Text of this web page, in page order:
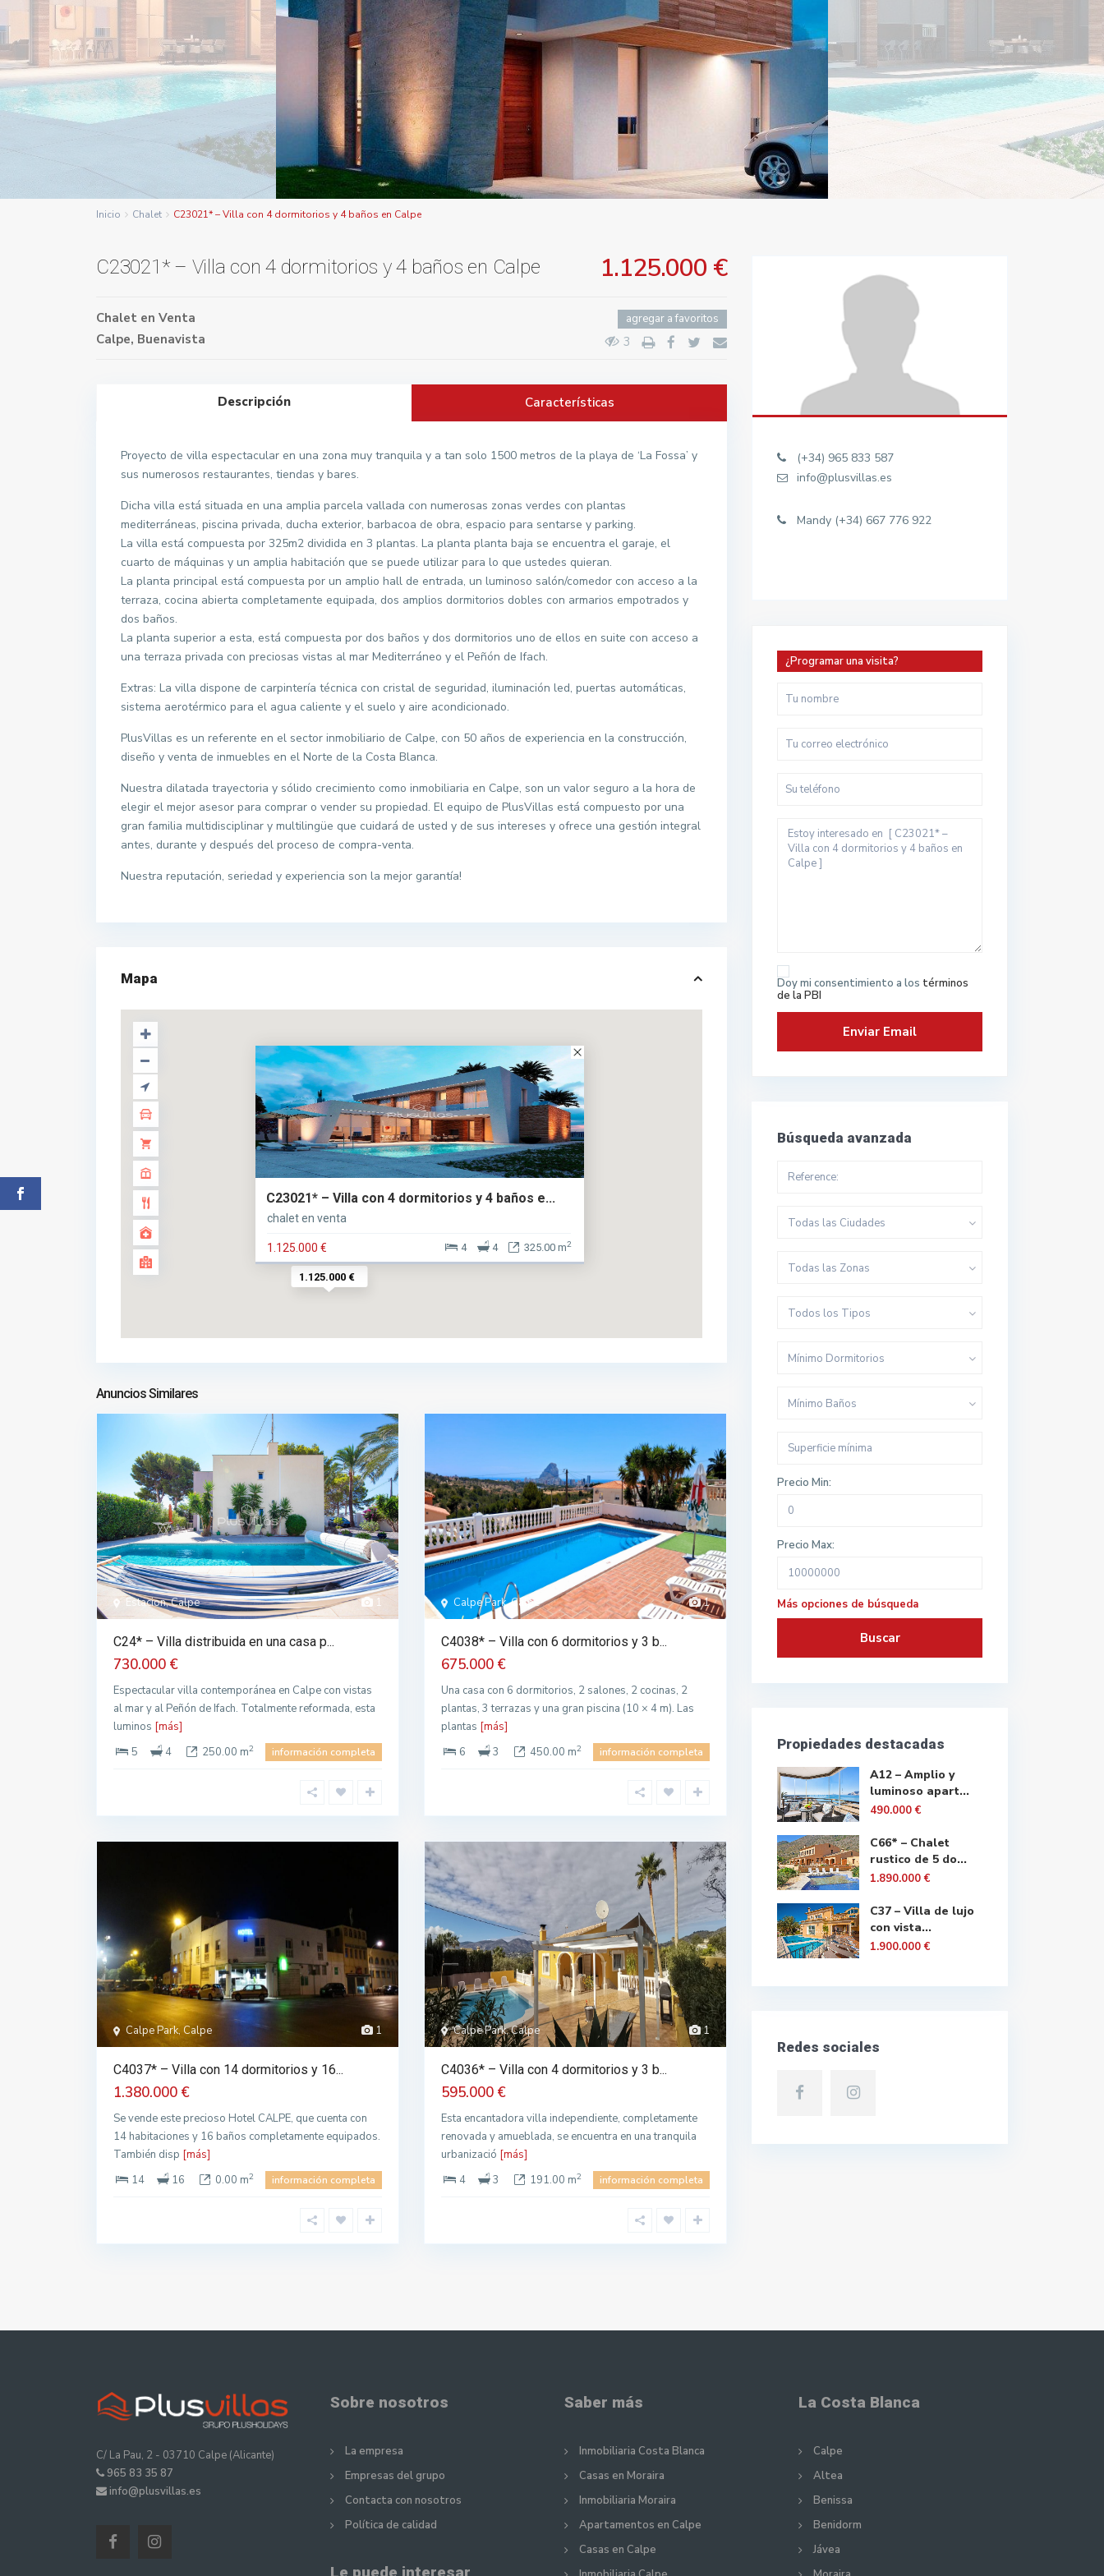
Inicio Chalet C23021* – Villa con 4 dormitorios y 4 baños en Calpe
C23021* – Villa con 4 dormitorios y 4 baños en Calpe 1.125.000 €
Chalet en Venta
Calpe, Buenavista
agregar a favoritos
3
Descripción Características
Proyecto de villa espectacular en una zona muy tranquila y a tan solo 1500 metros de la playa de ‘La Fossa’ y
sus numerosos restaurantes, tiendas y bares.
Dicha villa está situada en una amplia parcela vallada con numerosas zonas verdes con plantas
mediterráneas, piscina privada, ducha exterior, barbacoa de obra, espacio para sentarse y parking.
La villa está compuesta por 325m2 dividida en 3 plantas. La planta planta baja se encuentra el garaje, el
cuarto de máquinas y un amplia habitación que se puede utilizar para lo que ustedes quieran.
La planta principal está compuesta por un amplio hall de entrada, un luminoso salón/comedor con acceso a la
terraza, cocina abierta completamente equipada, dos amplios dormitorios dobles con armarios empotrados y
dos baños.
La planta superior a esta, está compuesta por dos baños y dos dormitorios uno de ellos en suite con acceso a
una terraza privada con preciosas vistas al mar Mediterráneo y el Peñón de Ifach.
Extras: La villa dispone de carpintería técnica con cristal de seguridad, iluminación led, puertas automáticas,
sistema aerotérmico para el agua caliente y el suelo y aire acondicionado.
PlusVillas es un referente en el sector inmobiliario de Calpe, con 50 años de experiencia en la construcción,
diseño y venta de inmuebles en el Norte de la Costa Blanca.
Nuestra dilatada trayectoria y sólido crecimiento como inmobiliaria en Calpe, son un valor seguro a la hora de
elegir el mejor asesor para comprar o vender su propiedad. El equipo de PlusVillas está compuesto por una
gran familia multidisciplinar y multilingüe que cuidará de usted y de sus intereses y ofrece una gestión integral
antes, durante y después del proceso de compra-venta.
Nuestra reputación, seriedad y experiencia son la mejor garantía!
Mapa
1.125.000 €
C23021* – Villa con 4 dormitorios y 4 baños e...
chalet en venta
1.125.000 € 325.00 m2
4
4
Anuncios Similares
1
Estacion, Calpe
C24* – Villa distribuida en una casa p...
730.000 €
Espectacular villa contemporánea en Calpe con vistas
al mar y al Peñón de Ifach. Totalmente reformada, esta
luminos [más]
5
4 250.00 m2 información completa
1
Calpe Park, Calpe
C4038* – Villa con 6 dormitorios y 3 b...
675.000 €
Una casa con 6 dormitorios, 2 salones, 2 cocinas, 2
plantas, 3 terrazas y una gran piscina (10 × 4 m). Las
plantas [más]
6
3 450.00 m2 información completa
1
Calpe Park, Calpe
C4037* – Villa con 14 dormitorios y 16...
1.380.000 €
Se vende este precioso Hotel CALPE, que cuenta con
14 habitaciones y 16 baños completamente equipados.
También disp [más]
14
16 0.00 m2 información completa
1
Calpe Park, Calpe
C4036* – Villa con 4 dormitorios y 3 b...
595.000 €
Esta encantadora villa independiente, completamente
renovada y amueblada, se encuentra en una tranquila
urbanizació [más]
4
3 191.00 m2 información completa
(+34) 965 833 587
info@plusvillas.es
Mandy (+34) 667 776 922
¿Programar una visita?
Doy mi consentimiento a los términos
de la PBI
Búsqueda avanzada
Todas las Ciudades
Todas las Zonas
Todos los Tipos
Mínimo Dormitorios
Mínimo Baños
Precio Min:
Precio Max:
Más opciones de búsqueda
Buscar
Propiedades destacadas
A12 – Amplio y
luminoso apart...
490.000 €
C66* – Chalet
rustico de 5 do...
1.890.000 €
C37 – Villa de lujo
con vista...
1.900.000 €
Redes sociales
C/ La Pau, 2 - 03710 Calpe (Alicante)
965 83 35 87
info@plusvillas.es
Sobre nosotros
La empresa
Empresas del grupo
Contacta con nosotros
Política de calidad
Saber más
Inmobiliaria Costa Blanca
Casas en Moraira
Inmobiliaria Moraira
Apartamentos en Calpe
Casas en Calpe
La Costa Blanca
Calpe
Altea
Benissa
Benidorm
Jávea